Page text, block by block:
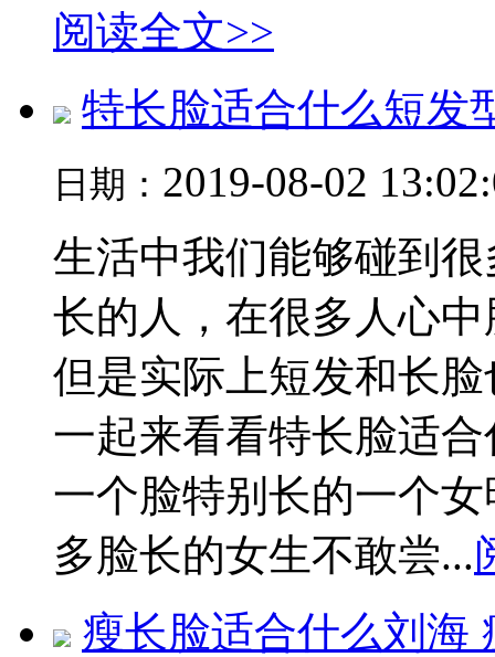
阅读全文>>
特长脸适合什么短发
日期： 2019-08-02
生活中我们能够碰到
长的人，在很多人心
但是实际上短发和长
一起来看看特长脸适
一个脸特别长的一个
多脸长的女生不敢尝...
瘦长脸适合什么刘海